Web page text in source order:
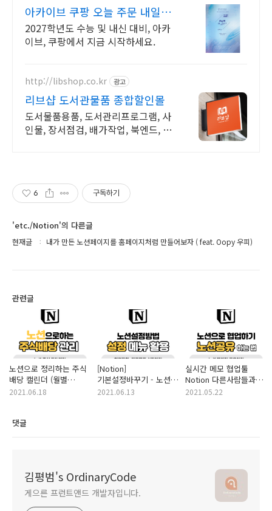
아카이브 쿠팡 오늘 주문 내일
도착!
2027학년도 수능 및 내신 대비, 아카
이브, 쿠팡에서 지금 시작하세요.
http://libshop.co.kr 광고
리브샵 도서관물품 종합할인몰
도서물품용품, 도서관리프로그램, 사
인물, 장서점검, 배가작업, 북엔드, 용
6 구독하기
'etc./Notion'의 다른글
현재글 내가 만든 노션페이지를 홈페이지처럼 만들어보자 ( feat. Oopy 우피)
관련글
노션으로 정리하는 주식
배당 캘린더 (월별
배당금액 합계 확인하기)
2021.06.18
[Notion]
기본설정바꾸기 - 노션
한영전환하기, 다크모드
2021.06.13
실시간 메모 협업툴
Notion 다른사람들과
공유해서 사용하기
2021.05.22
댓글
김평범's OrdinaryCode
게으른 프런트앤드 개발자입니다.